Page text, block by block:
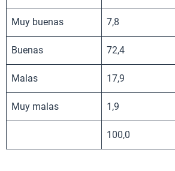
Muy buenas 7,8
Buenas 72,4
Malas 17,9
Muy malas 1,9
100,0